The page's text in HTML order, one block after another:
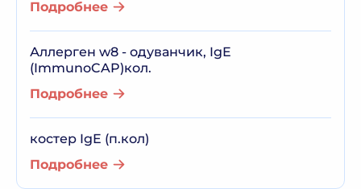
Подробнее
Аллерген w8 - одуванчик, IgE
(ImmunoCAP)кол.
Подробнее
костер IgE (п.кол)
Подробнее